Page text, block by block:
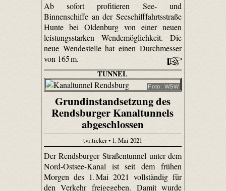
Ab sofort profitieren See- und
Binnenschiffe an der Seeschifffahrtsstraße
Hunte bei Oldenburg von einer neuen
leistungsstarken Wendemöglichkeit. Die
neue Wendestelle hat einen Durchmesser
von 165 m.
TUNNEL
Foto: WSW
Grundinstandsetzung des
Rendsburger Kanaltunnels
abgeschlossen
tvi.ticker • 1. Mai 2021
Der Rendsburger Straßentunnel unter dem
Nord-Ostsee-Kanal ist seit dem frühen
Morgen des 1. Mai 2021 vollständig für
den Verkehr freigegeben. Damit wurde